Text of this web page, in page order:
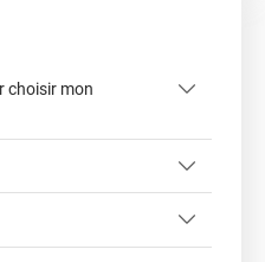
choisir mon